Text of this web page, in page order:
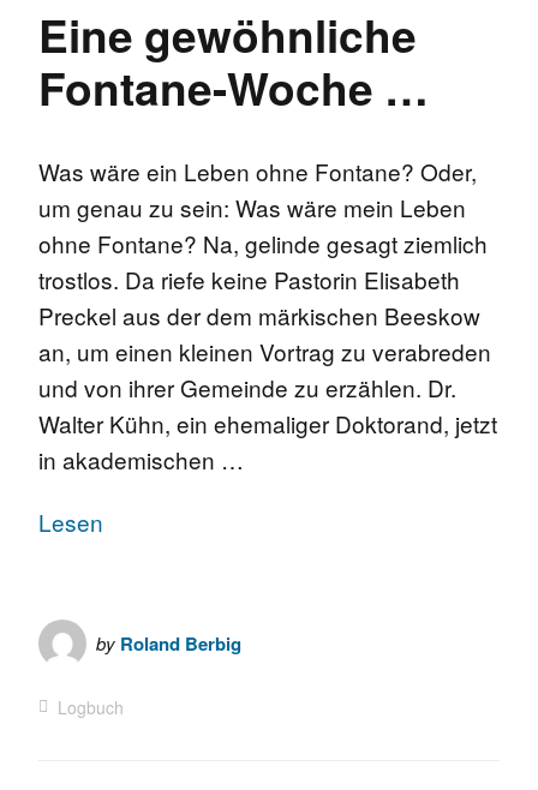
Eine gewöhnliche
Fontane-Woche …
Was wäre ein Leben ohne Fontane? Oder,
um genau zu sein: Was wäre mein Leben
ohne Fontane? Na, gelinde gesagt ziemlich
trostlos. Da riefe keine Pastorin Elisabeth
Preckel aus der dem märkischen Beeskow
an, um einen kleinen Vortrag zu verabreden
und von ihrer Gemeinde zu erzählen. Dr.
Walter Kühn, ein ehemaliger Doktorand, jetzt
in akademischen …
Lesen
by Roland Berbig
Logbuch